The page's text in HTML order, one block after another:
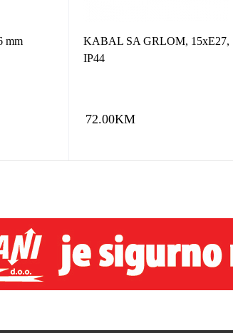
mm
KABAL SA GRLOM, 15xE27,
IP44
72.00KM